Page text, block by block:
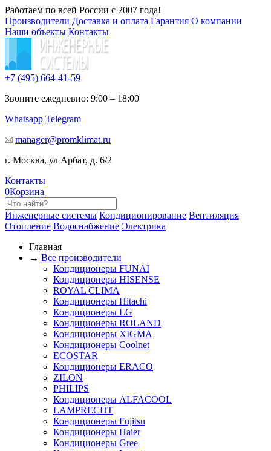
Работаем по всей России с 2007 года!
Производители Доставка и оплата Гарантия О компании
Наши объекты Контакты
+7 (495) 664-41-59
Звоните ежедневно: 9:00 – 18:00
Whatsapp Telegram
manager@promklimat.ru
г. Москва, ул Арбат, д. 6/2
Контакты
0Корзина
Инженерные системы Кондиционирование Вентиляция
Отопление Водоснабжение Электрика
Главная
→ Все производители
Кондиционеры FUNAI
Кондиционеры HISENSE
ROYAL CLIMA
Кондиционеры Hitachi
Кондиционеры LG
Кондиционеры ROLAND
Кондиционеры XIGMA
Кондиционеры Coolnet
ECOSTAR
Кондиционеры ERACO
ZILON
PHILIPS
Кондиционеры ALFACOOL
LAMPRECHT
Кондиционеры Fujitsu
Кондиционеры Haier
Кондиционеры Gree